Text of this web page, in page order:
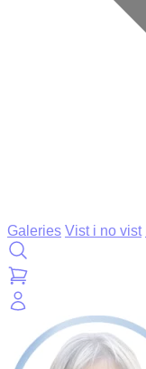
Galeries Vist i no vist